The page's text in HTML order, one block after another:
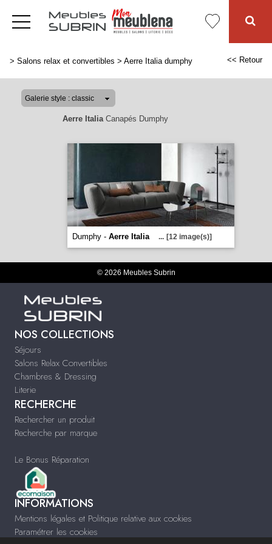
> Salons relax et convertibles > Aerre Italia dumphy << Retour
Aerre ItaliaCanapés Dumphy
Dumphy - Aerre Italia ... [12 image(s)]
© 2026 Meubles Subrin
NOS COLLECTIONS
Séjours
Salons Relax Convertibles
Chambres & Dressing
Literie
RECHERCHE
Rechercher un produit
Recherche par marque
Le Bonus Réparation
INFORMATIONS
Mentions légales et Politique relative aux cookies
Paramétrer les cookies